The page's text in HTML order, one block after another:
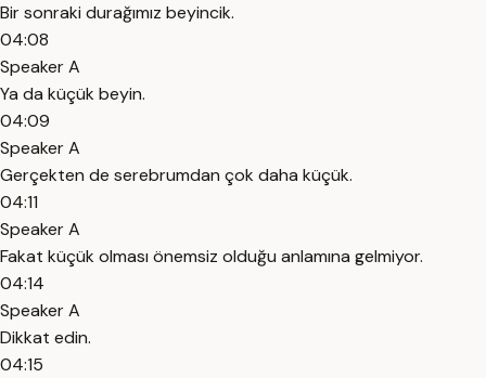
Bir sonraki durağımız beyincik.
04:08
Speaker A
Ya da küçük beyin.
04:09
Speaker A
Gerçekten de serebrumdan çok daha küçük.
04:11
Speaker A
Fakat küçük olması önemsiz olduğu anlamına gelmiyor.
04:14
Speaker A
Dikkat edin.
04:15